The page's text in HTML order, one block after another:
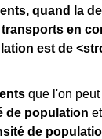
quand la
en
est de
que l'on
de population
de